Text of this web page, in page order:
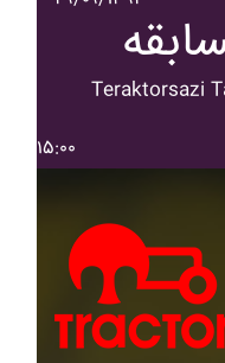
Teraktorsazi
۱۵:۰۰